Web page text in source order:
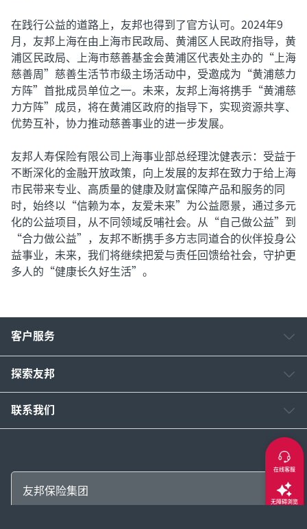
在践行公益的道路上，友邦也得到了官方认可。2024年9
月，友邦上海在由上海市民政局、黄浦区人民政府指导，黄
浦区民政局、上海市慈善基金会黄浦区代表处主办的“上海
慈善周”慈善生活节市级主场活动中，受邀成为“黄浦慈力
方阵”首批成员单位之一。未来，友邦上海将携手“黄浦慈
力方阵”成员，将在黄浦区政府的指导下，实现资源共享、
优势互补，协力推动慈善事业的进一步发展。
友邦人寿保险有限公司上海事业部总经理沈健表示：受益于
不断深化的金融开放政策，向上发展的友邦在致力于给上海
市民带来专业、高质量的健康及财富保障产品和服务的同
时，始终以“信赖为本，友爱未来”为公益愿景，通过多元
化的公益项目，从不同领域反哺社会。从“自己做公益”到
“合力做公益”，友邦不断携手多方志同道合的伙伴投身公
益事业，未来，我们将继续把爱与责任回馈给社会，守护更
多人的“健康长久好生活”。
客户服务
探索友邦
联系我们
友邦保险集团
在线客服
无障碍浏览